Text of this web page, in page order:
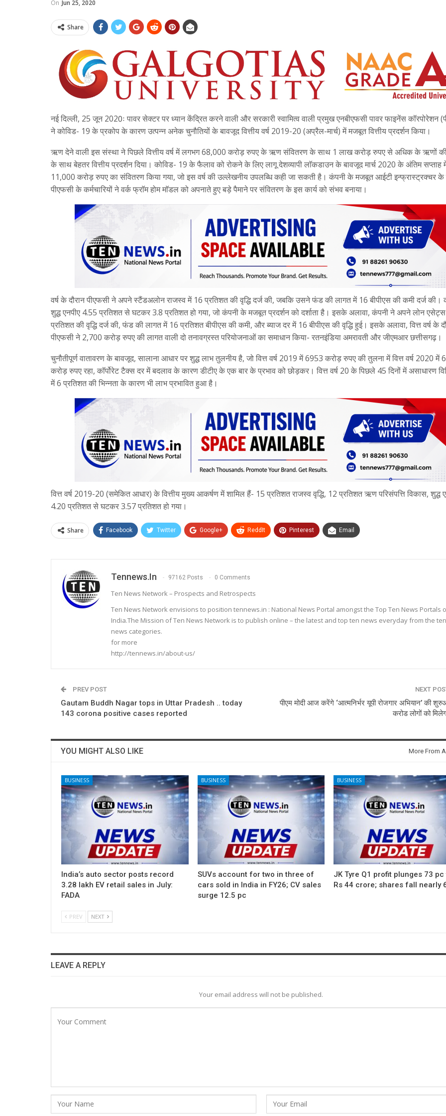
On Jun 25, 2020
Share
नई दिल्ली, 25 जून 2020ः पावर सेक्टर पर ध्यान केंद्रित करने वाली और सरकारी स्वामित्व वाली प्रमुख एनबीएफसी पावर फाइनेंस कॉरपोरेशन
ने कोविड- 19 के प्रकोप के कारण उत्पन्न अनेक चुनौतियों के बावजूद वित्तीय वर्ष 2019-20 (अप्रैल-मार्च) में मजबूत वित्तीय प्रदर्शन किया।
ऋण देने वाली इस संस्था ने पिछले वित्तीय वर्ष में लगभग 68,000 करोड़ रुपए के ऋण संवितरण के साथ 1 लाख करोड़ रुपए से अधिक के ऋणों
के साथ बेहतर वित्तीय प्रदर्शन दिया। कोविड- 19 के फैलाव को रोकने के लिए लागू देशव्यापी लाॅकडाउन के बावजूद मार्च 2020 के अंतिम सप्ताह
11,000 करोड़ रुपए का संवितरण किया गया, जो इस वर्ष की उल्लेखनीय उपलब्धि कही जा सकती है। कंपनी के मजबूत आईटी इन्फ्रास्ट्रक्चर
पीएफसी के कर्मचारियों ने वर्क फ्राॅम होम माॅडल को अपनाते हुए बड़े पैमाने पर संवितरण के इस कार्य को संभव बनाया।
वर्ष के दौरान पीएफसी ने अपने स्टैंडअलोन राजस्व में 16 प्रतिशत की वृद्धि दर्ज की, जबकि उसने फंड की लागत में 16 बीपीएस की कमी दर्ज की।
शुद्ध एनपीए 4.55 प्रतिशत से घटकर 3.8 प्रतिशत हो गया, जो कंपनी के मजबूत प्रदर्शन को दर्शाता है। इसके अलावा, कंपनी ने अपने लोन
प्रतिशत की वृद्धि दर्ज की, फंड की लागत में 16 प्रतिशत बीपीएस की कमी, और ब्याज दर में 16 बीपीएस की वृद्धि हुई। इसके अलावा, वित्त वर्ष के
पीएफसी ने 2,700 करोड़ रुपए की लागत वाली दो तनावग्रस्त परियोजनाओं का समाधान किया- रतनइंडिया अमरावती और जीएमआर छत्तीसगढ़।
चुनौतीपूर्ण वातावरण के बावजूद, सालाना आधार पर शुद्ध लाभ तुलनीय है, जो वित्त वर्ष 2019 में 6953 करोड़ रुपए की तुलना में वित्त वर्ष 2020 में
करोड़ रुपए रहा, कॉर्पोरेट टैक्स दर में बदलाव के कारण डीटीए के एक बार के प्रभाव को छोड़कर। वित्त वर्ष 20 के पिछले 45 दिनों में असाधारण
में 6 प्रतिशत की भिन्नता के कारण भी लाभ प्रभावित हुआ है।
वित्त वर्ष 2019-20 (समेकित आधार) के वित्तीय मुख्य आकर्षण में शामिल हैं- 15 प्रतिशत राजस्व वृद्धि, 12 प्रतिशत ऋण परिसंपत्ति विकास, शुद्ध
4.20 प्रतिशत से घटकर 3.57 प्रतिशत हो गया।
Share Facebook Twitter Google+ ReddIt Pinterest Email
Tennews.in 97162 Posts 0 Comments
Ten News Network – Prospects and Retrospects
Ten News Network envisions to position tennews.in : National News Portal amongst the Top Ten News Portals
India.The Mission of Ten News Network is to publish online – the latest and top ten news everyday from the ten
news categories.
for more
http://tennews.in/about-us/
PREV POST
Gautam Buddh Nagar tops in Uttar Pradesh .. today
143 corona positive cases reported
NEXT
पीएम मोदी आज करेंगे ‘आत्मनिर्भर यूपी रोजगार अभियान’ की
करोड लोगों को
YOU MIGHT ALSO LIKE More From
BUSINESS
India’s auto sector posts record
3.28 lakh EV retail sales in July:
FADA
BUSINESS
SUVs account for two in three of
cars sold in India in FY26; CV sales
surge 12.5 pc
BUSINESS
JK Tyre Q1 profit plunges 73 pc
Rs 44 crore; shares fall nearly
PREV NEXT
LEAVE A REPLY
Your email address will not be published.